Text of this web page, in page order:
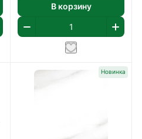
В корзину
Новинка